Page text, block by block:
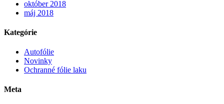
október 2018
máj 2018
Kategórie
Autofólie
Novinky
Ochranné fólie laku
Meta